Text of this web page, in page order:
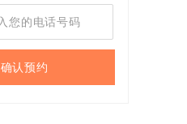
确认预约